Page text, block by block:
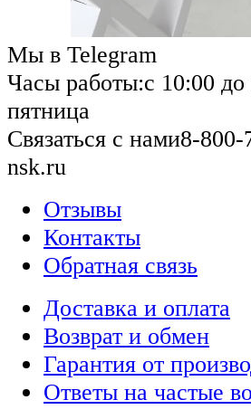
Мы в Telegram
Часы работы:с 10:00
пятница
Связаться с нами8-800-
nsk.ru
Отзывы
Контакты
Обратная связь
Доставка и оплата
Возврат и обмен
Гарантия от
Ответы на частые